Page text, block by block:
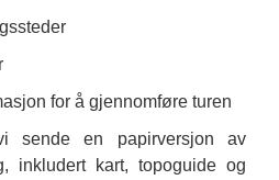
for å gjennomføre turen
sende en papirversjon av
inkludert kart, topoguide og